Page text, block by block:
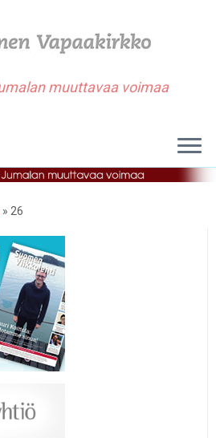
muuttavaa voimaa
» 26